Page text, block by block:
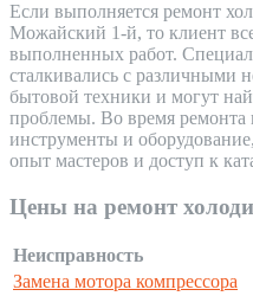
Если выполняется ремонт
Можайский 1-й, то клиент
выполненных работ.
сталкивались с различными
бытовой техники и могут
проблемы. Во время ремонта
инструменты и
опыт мастеров и доступ к
Цены на ремонт
Неисправность
Замена мотора компрессора